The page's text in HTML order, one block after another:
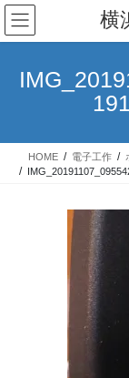
コ
ン
テ
キ
ナ
ビ
ゲ
に
横
HOME 電子工作